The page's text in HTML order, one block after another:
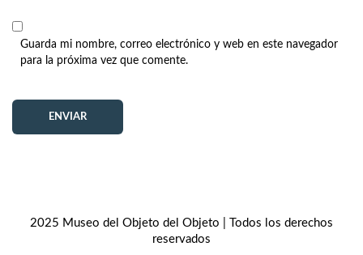
Guarda mi nombre, correo electrónico y web en este navegador
para la próxima vez que comente.
2025 Museo del Objeto del Objeto | Todos los derechos
reservados